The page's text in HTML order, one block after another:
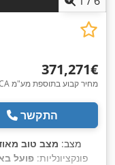
‏371,271 ‏€
FCA מחיר קבוע בתוספת מע"מ
התקשר
מצב: מצב טוב
, פונקציונליות: פועל